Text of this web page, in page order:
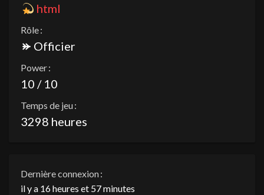
html
Rôle :
Officier
Power :
10 / 10
Temps de jeu :
3298 heures
Dernière connexion :
il y a 16 heures et 57 minutes